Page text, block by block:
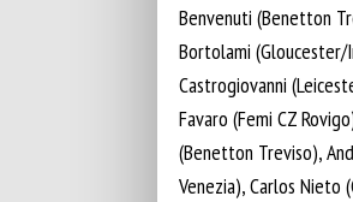
Benvenuti (Benetton
Bortolami (Gloucester/
Castrogiovanni
Favaro (Femi CZ
(Benetton Treviso),
Venezia), Carlos Nieto